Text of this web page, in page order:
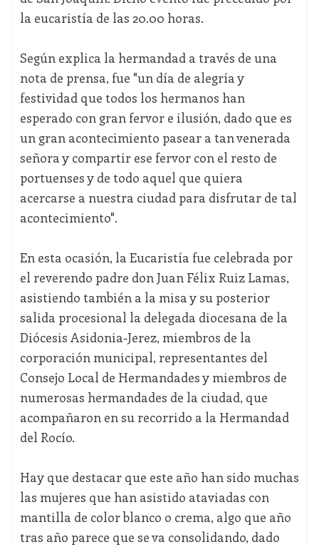
la eucaristía de las 20.00 horas.
Según explica la hermandad a través de una
nota de prensa, fue "un día de alegría y
festividad que todos los hermanos han
esperado con gran fervor e ilusión, dado que es
un gran acontecimiento pasear a tan venerada
señora y compartir ese fervor con el resto de
portuenses y de todo aquel que quiera
acercarse a nuestra ciudad para disfrutar de tal
acontecimiento".
En esta ocasión, la Eucaristía fue celebrada por
el reverendo padre don Juan Félix Ruiz Lamas,
asistiendo también a la misa y su posterior
salida procesional la delegada diocesana de la
Diócesis Asidonia-Jerez, miembros de la
corporación municipal, representantes del
Consejo Local de Hermandades y miembros de
numerosas hermandades de la ciudad, que
acompañaron en su recorrido a la Hermandad
del Rocío.
Hay que destacar que este año han sido muchas
las mujeres que han asistido ataviadas con
mantilla de color blanco o crema, algo que año
tras año parece que se va consolidando, dado